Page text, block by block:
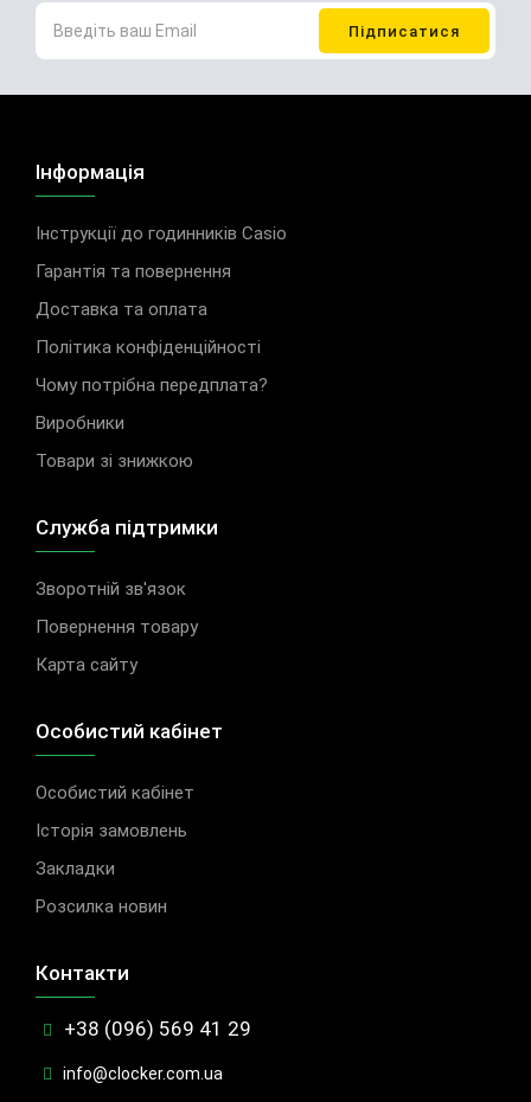
Інформація
Інструкції до годинників Casio
Гарантія та повернення
Доставка та оплата
Політика конфіденційності
Чому потрібна передплата?
Виробники
Товари зі знижкою
Служба підтримки
Зворотній зв'язок
Повернення товару
Карта сайту
Особистий кабінет
Особистий кабінет
Історія замовлень
Закладки
Розсилка новин
Контакти
+38 (096) 569 41 29
info@clocker.com.ua